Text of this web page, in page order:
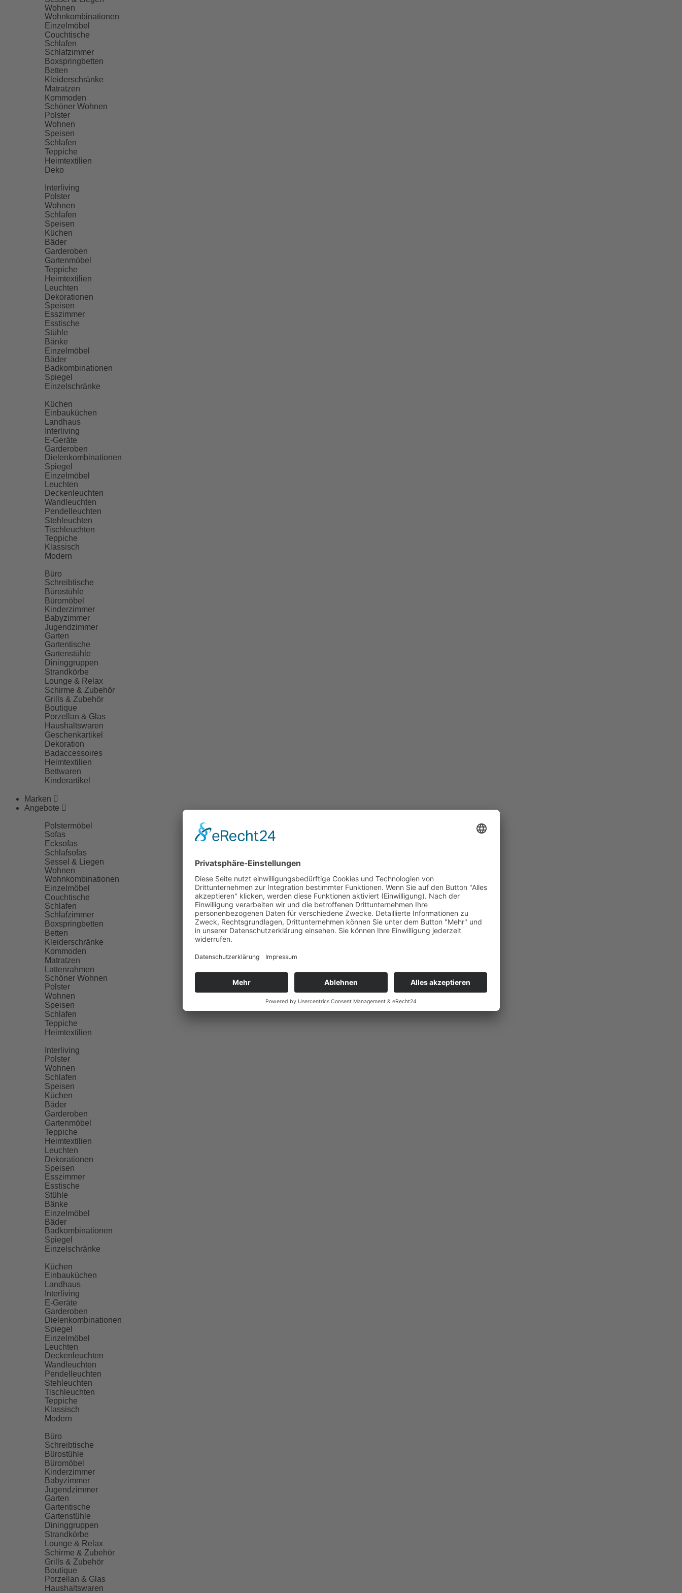
Wohnen
Wohnkombinationen
Einzelmöbel
Couchtische
Schlafen
Schlafzimmer
Boxspringbetten
Betten
Kleiderschränke
Matratzen
Kommoden
Schöner Wohnen
Polster
Wohnen
Speisen
Schlafen
Teppiche
Heimtextilien
Deko
Interliving
Polster
Wohnen
Schlafen
Speisen
Küchen
Bäder
Garderoben
Gartenmöbel
Teppiche
Heimtextilien
Leuchten
Dekorationen
Speisen
Esszimmer
Esstische
Stühle
Bänke
Einzelmöbel
Bäder
Badkombinationen
Spiegel
Einzelschränke
Küchen
Einbauküchen
Landhaus
Interliving
E-Geräte
Garderoben
Dielenkombinationen
Spiegel
Einzelmöbel
Leuchten
Deckenleuchten
Wandleuchten
Pendelleuchten
Stehleuchten
Tischleuchten
Teppiche
Klassisch
Modern
Büro
Schreibtische
Bürostühle
Büromöbel
Kinderzimmer
Babyzimmer
Jugendzimmer
Garten
Gartentische
Gartenstühle
Dininggruppen
Strandkörbe
Lounge & Relax
Schirme & Zubehör
Grills & Zubehör
Boutique
Porzellan & Glas
Haushaltswaren
Geschenkartikel
Dekoration
Badaccessoires
Heimtextilien
Bettwaren
Kinderartikel
Marken
Angebote
Polstermöbel
Sofas
Ecksofas
Schlafsofas
Sessel & Liegen
Wohnen
Wohnkombinationen
Einzelmöbel
Couchtische
Schlafen
Schlafzimmer
Boxspringbetten
Betten
Kleiderschränke
Kommoden
Matratzen
Lattenrahmen
Schöner Wohnen
Polster
Wohnen
Speisen
Schlafen
Teppiche
Heimtextilien
Interliving
Polster
Wohnen
Schlafen
Speisen
Küchen
Bäder
Garderoben
Gartenmöbel
Teppiche
Heimtextilien
Leuchten
Dekorationen
Speisen
Esszimmer
Esstische
Stühle
Bänke
Einzelmöbel
Bäder
Badkombinationen
Spiegel
Einzelschränke
Küchen
Einbauküchen
Landhaus
Interliving
E-Geräte
Garderoben
Dielenkombinationen
Spiegel
Einzelmöbel
Leuchten
Deckenleuchten
Wandleuchten
Pendelleuchten
Stehleuchten
Tischleuchten
Teppiche
Klassisch
Modern
Büro
Schreibtische
Bürostühle
Büromöbel
Kinderzimmer
Babyzimmer
Jugendzimmer
Garten
Gartentische
Gartenstühle
Dininggruppen
Strandkörbe
Lounge & Relax
Schirme & Zubehör
Grills & Zubehör
Boutique
Porzellan & Glas
Haushaltswaren